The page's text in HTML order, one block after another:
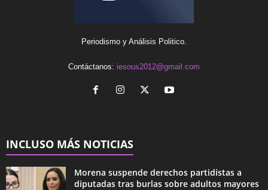
Periodismo y Análisis Politico.
Contáctanos: iesous2012@gmail.com
INCLUSO MÁS NOTICIAS
Morena suspende derechos partidistas a
diputadas tras burlas sobre adultos mayores